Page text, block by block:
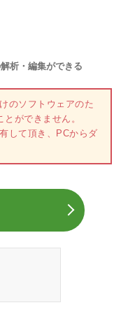
析・編集ができる
のソフトウェアのた
ができません。
して頂き、PCからダ